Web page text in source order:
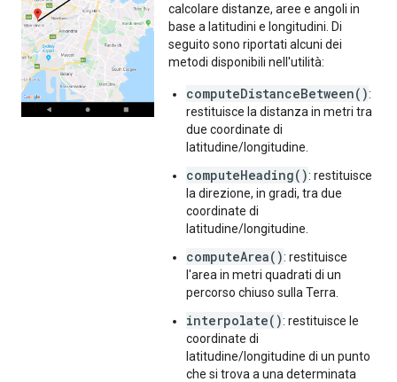
calcolare distanze, aree e angoli in
base a latitudini e longitudini. Di
seguito sono riportati alcuni dei
metodi disponibili nell'utilità:
computeDistanceBetween():
restituisce la distanza in metri tra
due coordinate di
latitudine/longitudine.
computeHeading(): restituisce
la direzione, in gradi, tra due
coordinate di
latitudine/longitudine.
computeArea(): restituisce
l'area in metri quadrati di un
percorso chiuso sulla Terra.
interpolate(): restituisce le
coordinate di
latitudine/longitudine di un punto
che si trova a una determinata